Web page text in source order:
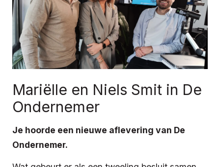
Mariëlle en Niels Smit in De
Ondernemer
Je hoorde een nieuwe aflevering van De
Ondernemer.